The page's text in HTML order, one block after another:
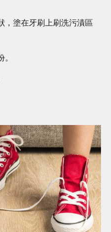
，塗在牙刷上刷洗污漬區